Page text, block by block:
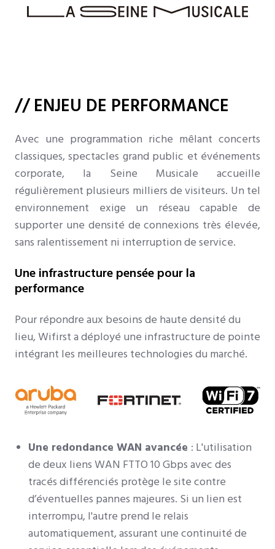
// ENJEU DE PERFORMANCE
Avec une programmation riche mêlant concerts
classiques, spectacles grand public et événements
corporate, la Seine Musicale accueille
régulièrement plusieurs milliers de visiteurs. Un tel
environnement exige un réseau capable de
supporter une densité de connexions très élevée,
sans ralentissement ni interruption de service.
Une infrastructure pensée pour la
performance
Pour répondre aux besoins de haute densité du
lieu, Wifirst a déployé une infrastructure de pointe
intégrant les meilleures technologies du marché.
Une redondance WAN avancée : L'utilisation
de deux liens WAN FTTO 10 Gbps avec des
tracés différenciés protège le site contre
d’éventuelles pannes majeures. Si un lien est
interrompu, l'autre prend le relais
automatiquement, assurant une continuité de